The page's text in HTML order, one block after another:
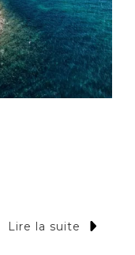
Lire la suite